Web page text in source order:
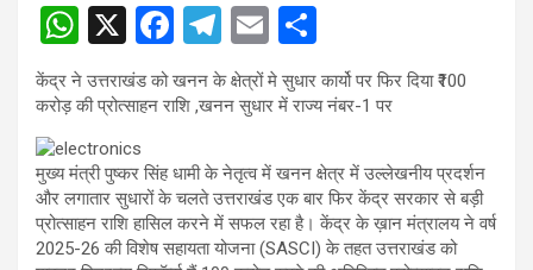
W
h
at
s
A
p
p
X
F
a
ce
o
o
k
T
el
e
a
m
E
m
ail
h
ar
केंद्र ने उत्तराखंड को खनन के क्षेत्रों मे सुधार कार्यो पर फिर दिया ₹100
करोड़ की प्रोत्साहन राशि ,खनन सुधार में राज्य नंबर-1 पर
मुख्य मंत्री पुष्कर सिंह धामी के नेतृत्व में खनन क्षेत्र में उल्लेखनीय प्रदर्शन
और लगातार सुधारों के चलते उत्तराखंड एक बार फिर केंद्र सरकार से बड़ी
प्रोत्साहन राशि हासिल करने में सफल रहा है। केंद्र के ख़ान मंत्रालय ने वर्ष
2025-26 की विशेष सहायता योजना (SASCI) के तहत उत्तराखंड को